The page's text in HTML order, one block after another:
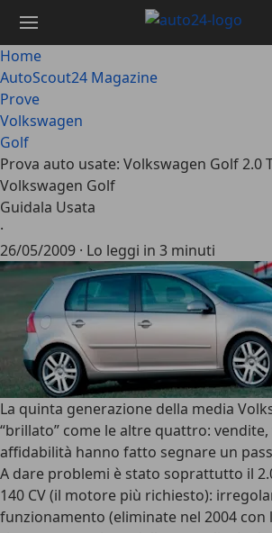
contenuto
principale
Home
AutoScout24 Magazine
Prove
Volkswagen
Golf
Prova auto usate: Volkswagen Golf 2.0
Volkswagen Golf
Guidala Usata
·
26/05/2009 · Lo leggi in 3 minuti
La quinta generazione della media
“brillato” come le altre quattro:
affidabilità hanno fatto segnare un
A dare problemi è stato soprattutto il
140 CV (il motore più richiesto):
funzionamento (eliminate nel 2004 con